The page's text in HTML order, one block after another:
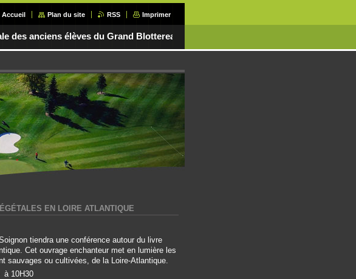
Accueil Plan du site RSS Imprimer
des anciens élèves du Grand Blottereau
EN LOIRE ATLANTIQUE
tiendra une conférence autour du livre
Cet ouvrage enchanteur met en lumière les
sauvages ou cultivées, de la Loire-Atlantique.
à 10H30